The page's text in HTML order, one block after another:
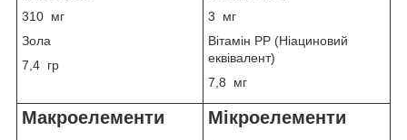
310 мг
Зола
7,4 гр
3 мг
Вітамін PP (Ніациновий
еквівалент)
7,8 мг
Макроелементи Мікроелементи